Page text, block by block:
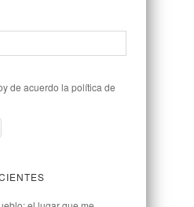
de acuerdo la política de